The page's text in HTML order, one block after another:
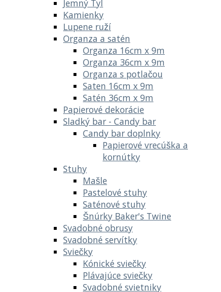
Jemný Tyl
Kamienky
Lupene ruží
Organza a satén
Organza 16cm x 9m
Organza 36cm x 9m
Organza s potlačou
Saten 16cm x 9m
Satén 36cm x 9m
Papierové dekorácie
Sladký bar - Candy bar
Candy bar doplnky
Papierové vrecúška a
kornútky
Stuhy
Mašle
Pastelové stuhy
Saténové stuhy
Šnúrky Baker's Twine
Svadobné obrusy
Svadobné servítky
Sviečky
Kónické sviečky
Plávajúce sviečky
Svadobné svietniky